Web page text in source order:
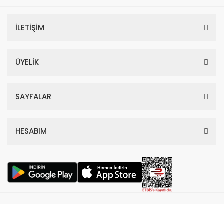
İLETİŞİM
ÜYELİK
SAYFALAR
HESABIM